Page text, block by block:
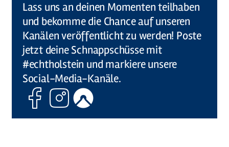
Lass uns an deinen Momenten teilhaben
und bekomme die Chance auf unseren
Kanälen veröffentlicht zu werden! Poste
jetzt deine Schnappschüsse mit
#echtholstein und markiere unsere
Social-Media-Kanäle.
FacebookInstagram
Komoot